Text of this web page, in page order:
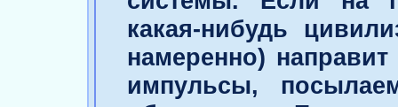
какая-нибудь
намеренно)
импульсы,